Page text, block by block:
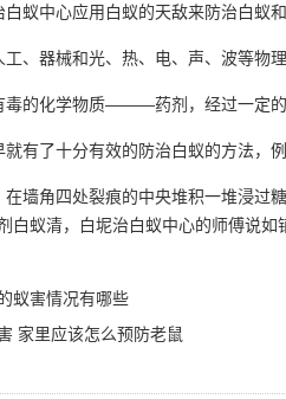
白蚁中心应用白蚁的天敌来防治白蚁
、器械和光、热、电、声、波等物
毒的化学物质———药剂，经过一定
有了十分有效的防治白蚁的方法，
墙角四处裂痕的中央堆积一堆浸过
白蚁清，白坭治白蚁中心的师傅说如
蚁害情况有哪些
家里应该怎么预防老鼠